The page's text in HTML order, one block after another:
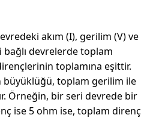
akım (I), gerilim (V) ve
bağlı devrelerde toplam
toplamına eşittir.
büyüklüğü, toplam gerilim ile
Örneğin, bir seri devrede bir
ise 5 ohm ise, toplam direnç